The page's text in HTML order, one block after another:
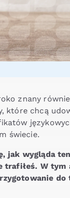
znany
które chcą
świecie.
jak wygląda
trafiłeś. W
do